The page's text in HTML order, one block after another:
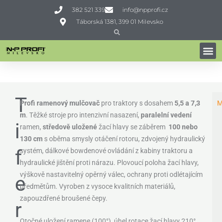
382 521 339
info@npprofi.cz
Táborská 1381, 399 01 MiIevsko
Search
Search
T
i
f
e
r
Profi ramenový mulčovač pro traktory s dosahem5,5 a 7,3
m. Těžké stroje pro intenzivní nasazení, paralelní vedení
ramen, středově uloženéžací hlavy se záběrem 100 nebo
130 cm s oběma smysly otáčení rotoru, zdvojený hydraulický
systém, dálkové bowdenové ovládání z kabiny traktoru a
hydraulické jištění proti nárazu. Plovoucí poloha žací hlavy,
výškově nastavitelný opěrný válec, ochrany proti odlétajícím
předmětům. Vyroben z vysoce kvalitních materiálů,
zapouzdřené broušené čepy.